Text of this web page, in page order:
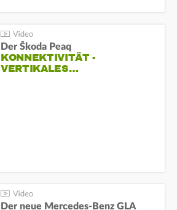
Der Škoda Peaq
KONNEKTIVITÄT -
VERTIKALES…
Der neue Mercedes-Benz GLA